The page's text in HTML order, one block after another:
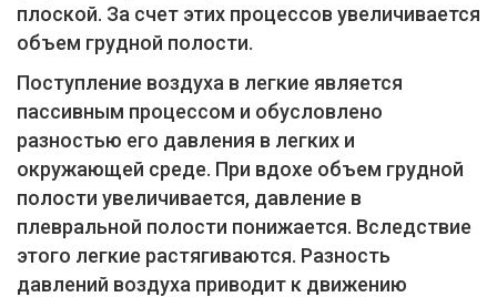
плоской. За счет этих процессов увеличивается
объем грудной полости.
Поступление воздуха в легкие является
пассивным процессом и обусловлено
разностью его давления в легких и
окружающей среде. При вдохе объем грудной
полости увеличивается, давление в
плевральной полости понижается. Вследствие
этого легкие растягиваются. Разность
давлений воздуха приводит к движению